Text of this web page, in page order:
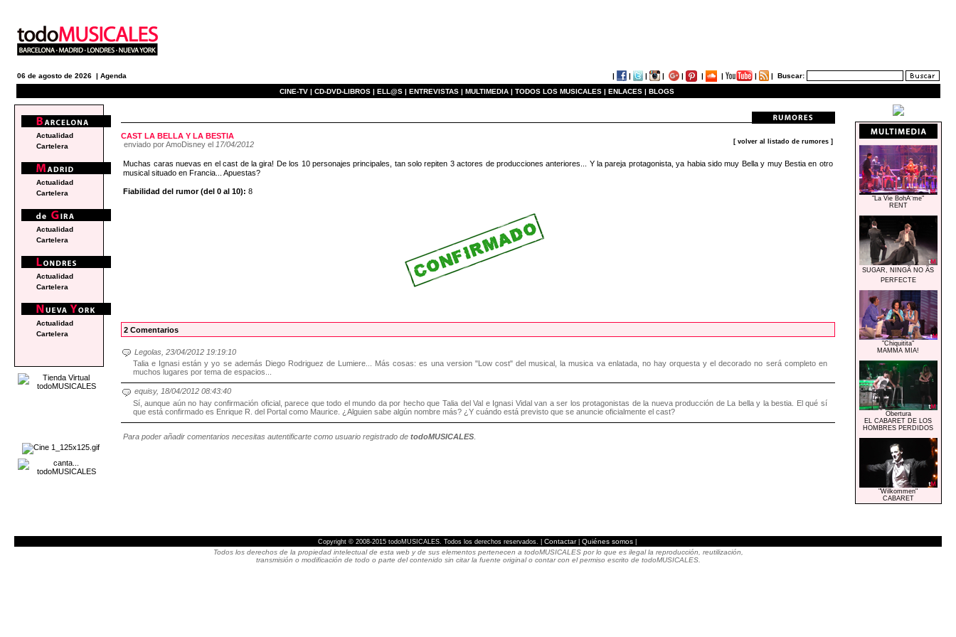
06 de agosto de 2026 | Agenda | | | | | | | | | Buscar:
CINE-TV | CD-DVD-LIBROS | ELL@S | ENTREVISTAS | MULTIMEDIA | TODOS LOS MUSICALES | ENLACES | BLOGS
[ volver al listado de rumores ]
CAST LA BELLA Y LA BESTIA
enviado por AmoDisney el 17/04/2012
Muchas caras nuevas en el cast de la gira! De los 10 personajes principales, tan solo repiten 3 actores de producciones anteriores... Y la pareja protagonista, ya habia sido muy Bella y muy Bestia en otro
musical situado en Francia... Apuestas?
Fiabilidad del rumor (del 0 al 10): 8
2 Comentarios
Legolas, 23/04/2012 19:19:10
Talia e Ignasi están y yo se además Diego Rodriguez de Lumiere... Más cosas: es una version "Low cost" del musical, la musica va enlatada, no hay orquesta y el decorado no será completo en
muchos lugares por tema de espacios...
equisy, 18/04/2012 08:43:40
Sí, aunque aún no hay confirmación oficial, parece que todo el mundo da por hecho que Talia del Val e Ignasi Vidal van a ser los protagonistas de la nueva producción de La bella y la bestia. El qué sí
que está confirmado es Enrique R. del Portal como Maurice. ¿Alguien sabe algún nombre más? ¿Y cuándo está previsto que se anuncie oficialmente el cast?
Para poder añadir comentarios necesitas autentificarte como usuario registrado detodoMUSICALES
Actualidad
Cartelera
Actualidad
Cartelera
Actualidad
Cartelera
Actualidad
Cartelera
Actualidad
Cartelera
"La Vie BohÃ¨me"
RENT
SUGAR, NINGÃ NO ÃS
PERFECTE
"Chiquitita"
MAMMA MIA!
Obertura
EL CABARET DE LOS
HOMBRES PERDIDOS
"Wilkommen"
CABARET
Copyright © 2008-2015 todoMUSICALES. Todos los derechos reservados. | Contactar| Quiénes somos|
Todos los derechos de la propiedad intelectual de esta web y de sus elementos pertenecen a todoMUSICALES por lo que es ilegal la reproducción, reutilización,
transmisión o modificación de todo o parte del contenido sin citar la fuente original o contar con el permiso escrito de todoMUSICALES.